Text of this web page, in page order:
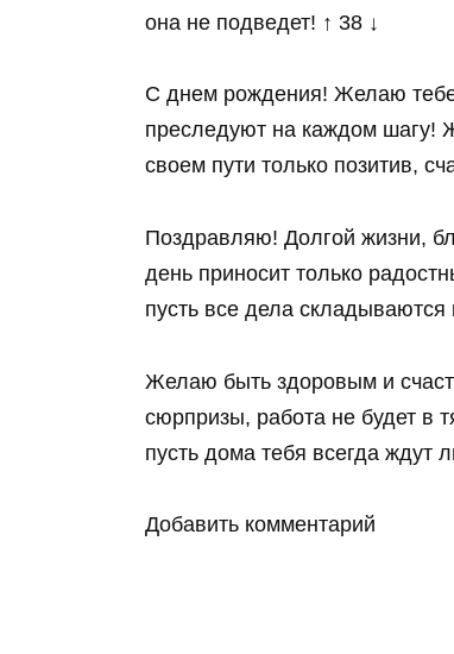
она не подведет! ↑ 38 ↓
С днем рождения! Желаю тебе
преследуют на каждом шагу!
своем пути только позитив,
Поздравляю! Долгой жизни,
день приносит только
пусть все дела
Желаю быть здоровым и
сюрпризы, работа не будет в
пусть дома тебя всегда ждут
Добавить комментарий